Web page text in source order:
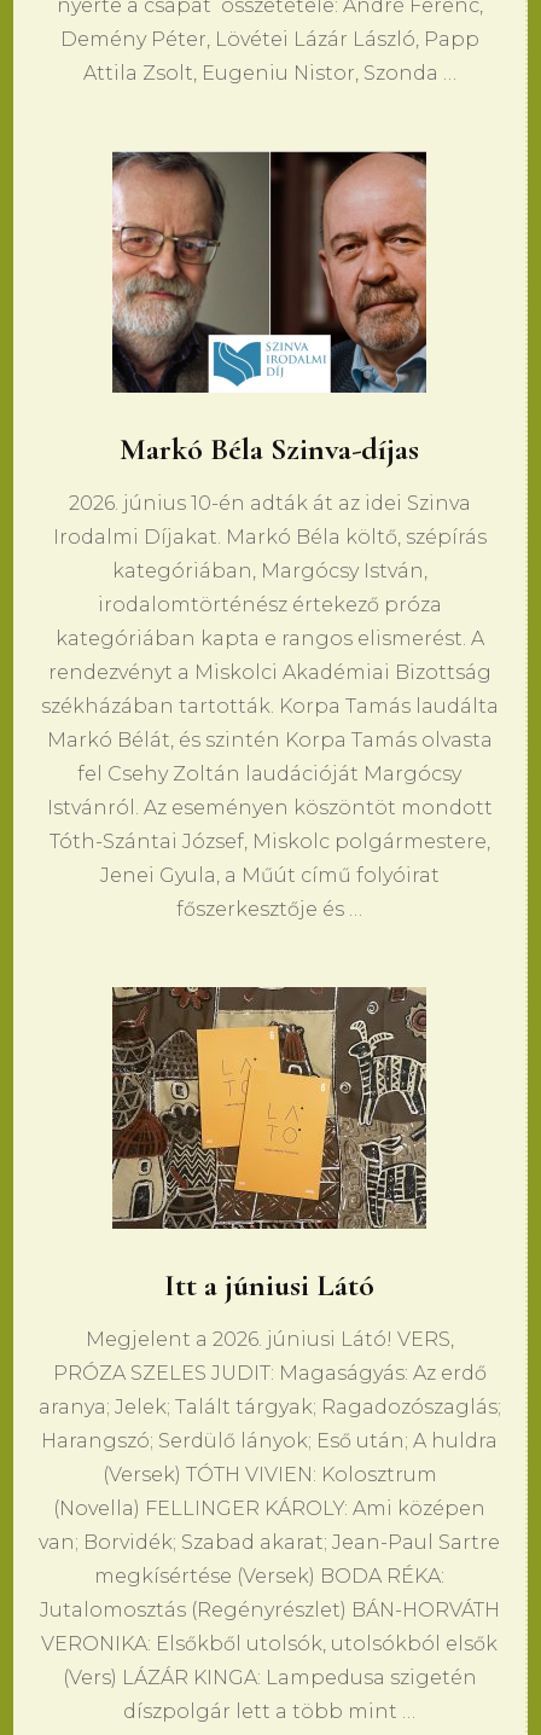
nyerte a csapat összetétele: André Ferenc,
Demény Péter, Lövétei Lázár László, Papp
Attila Zsolt, Eugeniu Nistor, Szonda …
​Markó Béla Szinva-díjas
2026. június 10-én adták át az idei Szinva
Irodalmi Díjakat. Markó Béla költő, szépírás
kategóriában, Margócsy István,
irodalomtörténész értekező próza
kategóriában kapta e rangos elismerést. A
rendezvényt a Miskolci Akadémiai Bizottság
székházában tartották. Korpa Tamás laudálta
Markó Bélát, és szintén Korpa Tamás olvasta
fel Csehy Zoltán laudációját Margócsy
Istvánról. Az eseményen köszöntöt mondott
Tóth-Szántai József, Miskolc polgármestere,
Jenei Gyula, a Műút című folyóirat
főszerkesztője és …
Itt a júniusi Látó
Megjelent a 2026. júniusi Látó! VERS,
PRÓZA SZELES JUDIT: Magaságyás: Az erdő
aranya; Jelek; Talált tárgyak; Ragadozószaglás;
Harangszó; Serdülő lányok; Eső után; A huldra
(Versek) TÓTH VIVIEN: Kolosztrum
(Novella) FELLINGER KÁROLY: Ami középen
van; Borvidék; Szabad akarat; Jean-Paul Sartre
megkísértése (Versek) BODA RÉKA:
Jutalomosztás (Regényrészlet) BÁN-HORVÁTH
VERONIKA: Elsőkből utolsók, utolsókból elsők
(Vers) LÁZÁR KINGA: Lampedusa szigetén
díszpolgár lett a több mint …